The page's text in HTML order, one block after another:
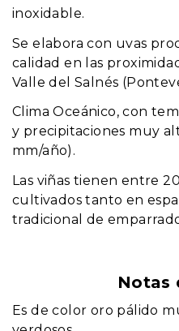
inoxidable.
Se elabora con uvas
calidad en las
Valle del Salnés
Clima Oceánico, con
y precipitaciones muy
mm/año).
Las viñas tienen entre
cultivados tanto en
tradicional de
Notas
Es de color oro pálido